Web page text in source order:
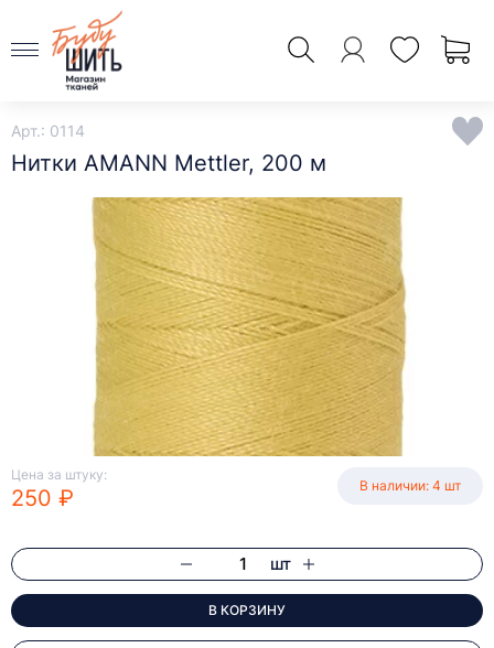
Арт.: 0114
Нитки AMANN Mettler, 200 м
Цена за штуку:
250 ₽ В наличии: 4 шт
шт
В КОРЗИНУ